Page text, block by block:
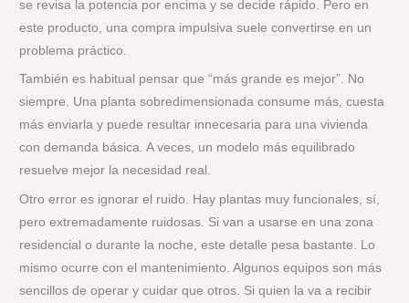
se revisa la potencia por encima y se decide rápido. Pero en
este producto, una compra impulsiva suele convertirse en un
problema práctico.
También es habitual pensar que “más grande es mejor”. No
siempre. Una planta sobredimensionada consume más, cuesta
más enviarla y puede resultar innecesaria para una vivienda
con demanda básica. A veces, un modelo más equilibrado
resuelve mejor la necesidad real.
Otro error es ignorar el ruido. Hay plantas muy funcionales, sí,
pero extremadamente ruidosas. Si van a usarse en una zona
residencial o durante la noche, este detalle pesa bastante. Lo
mismo ocurre con el mantenimiento. Algunos equipos son más
sencillos de operar y cuidar que otros. Si quien la va a recibir